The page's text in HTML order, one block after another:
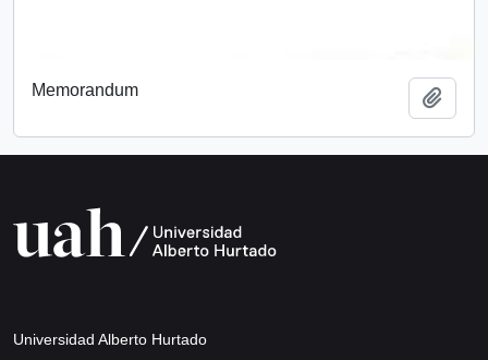
Memorandum
Universidad Alberto Hurtado